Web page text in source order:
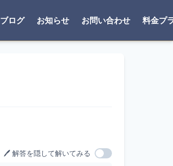
ブログ お知らせ お問い合わせ 料金プ
🖊️ 解答を隠して解いてみる